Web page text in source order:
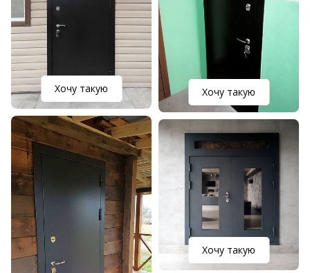
Хочу такую Хочу такую
Хочу такую